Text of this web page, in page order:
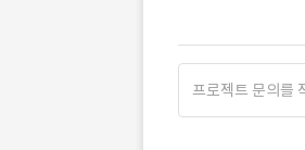
프로젝트 문의를